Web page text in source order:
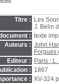
Titre :
Les
J. Belin
: texte
Auteurs : John
Forgues
Editeur :
Paris :
: 1867
: XV-324